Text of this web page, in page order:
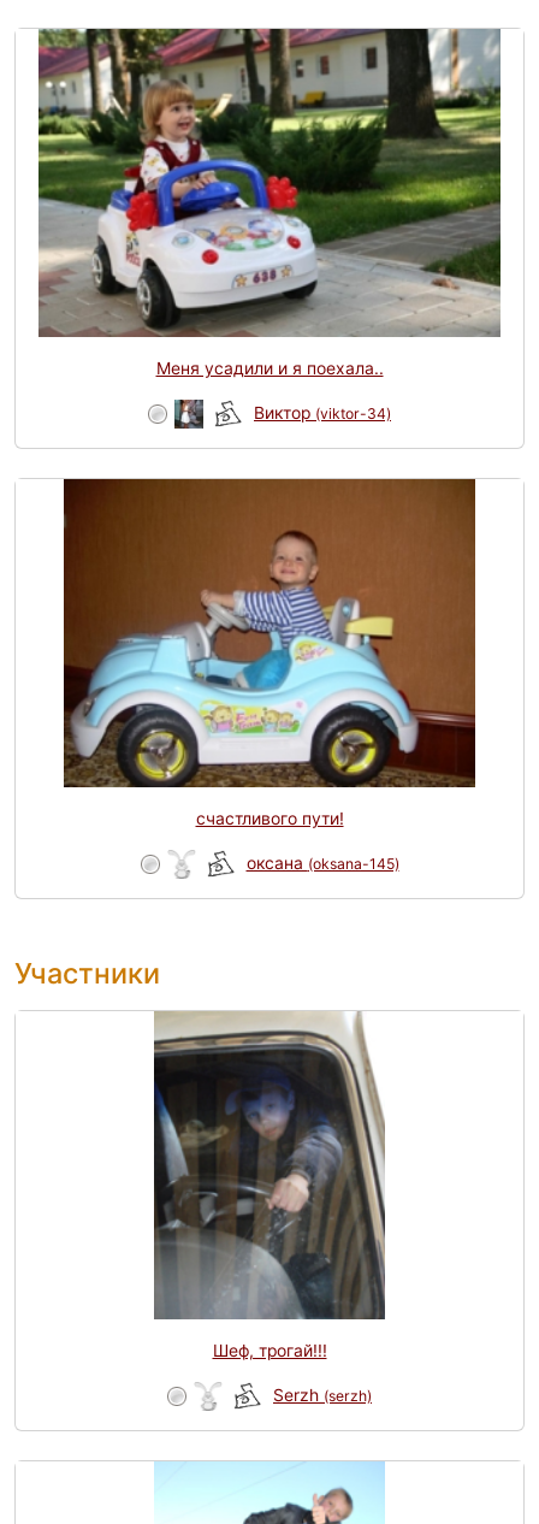
Меня усадили и я поехала..
Виктор (viktor-34)
счастливого пути!
оксана (oksana-145)
Участники
Шеф, трогай!!!
Serzh (serzh)